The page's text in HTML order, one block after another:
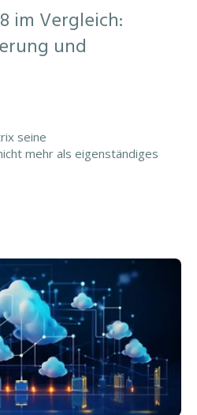
im Vergleich:
und
seine
mehr als eigenständiges